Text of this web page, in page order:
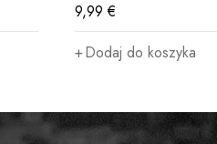
9,99€
Dodaj do koszyka